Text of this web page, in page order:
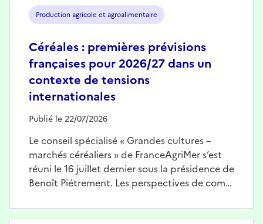
Production agricole et agroalimentaire
Céréales : premières prévisions
françaises pour 2026/27 dans un
contexte de tensions
internationales
Publié le 22/07/2026
Le conseil spécialisé « Grandes cultures –
marchés céréaliers » de FranceAgriMer s’est
réuni le 16 juillet dernier sous la présidence de
Benoît Piétrement. Les perspectives de com…